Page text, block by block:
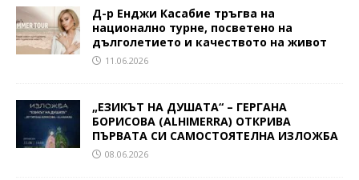
Д-р Енджи Касабие тръгва на
национално турне, посветено на
дълголетието и качеството на живот
11.06.2026
„ЕЗИКЪТ НА ДУШАТА“ – ГЕРГАНА
БОРИСОВА (ALHIMERRA) ОТКРИВА
ПЪРВАТА СИ САМОСТОЯТЕЛНА ИЗЛОЖБА
08.06.2026